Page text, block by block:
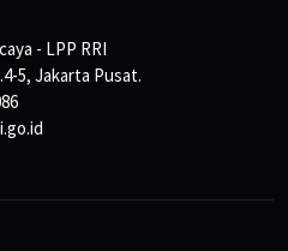
- LPP RRI
5, Jakarta Pusat.